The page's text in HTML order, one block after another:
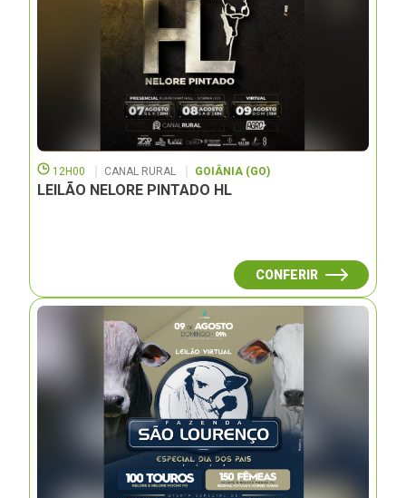
12H00 CANAL RURAL GOIÂNIA (GO)
LEILÃO NELORE PINTADO HL
CONFERIR